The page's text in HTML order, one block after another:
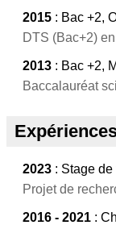
2015 : Bac +2,
DTS (Bac+2)
2013 : Bac +2,
Baccalauréat
2023 : Stage
Projet de
2016 - 2021 :